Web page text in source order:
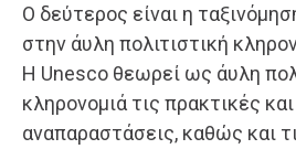
Ο δεύτερος είναι η
στην άυλη πολιτιστική
Η Unesco θεωρεί ως άυλη
κληρονομιά τις πρακτικές και
αναπαραστάσεις, καθώς και